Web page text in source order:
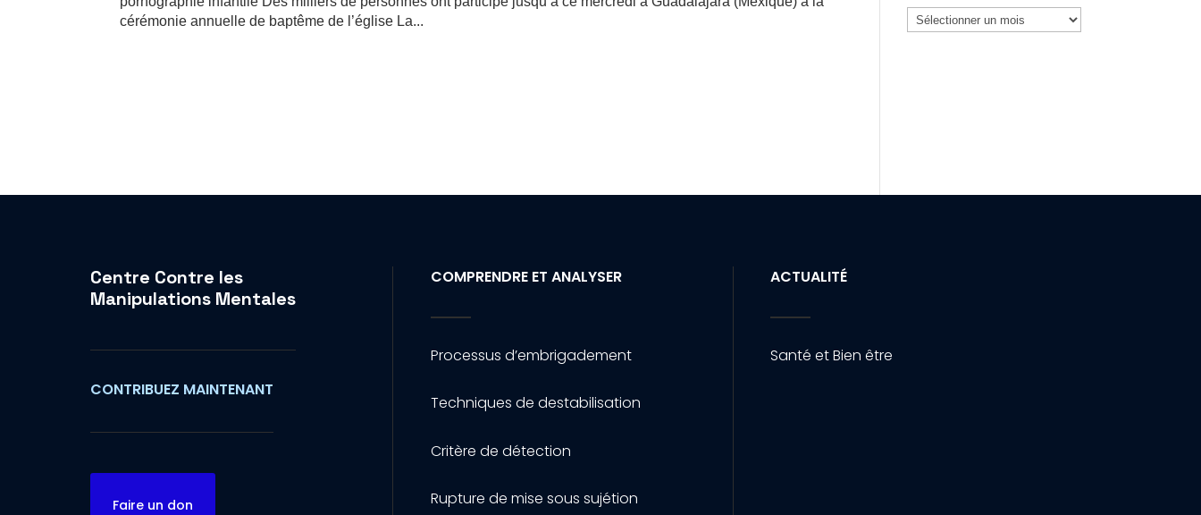
cérémonie annuelle de baptême de l’église La...
Archives
Centre Contre les
Manipulations Mentales
CONTRIBUEZ MAINTENANT
Faire un don
COMPRENDRE ET ANALYSER
Processus d’embrigadement
Techniques de destabilisation
Critère de détection
Rupture de mise sous sujétion
ACTUALITÉ
Santé et Bien être